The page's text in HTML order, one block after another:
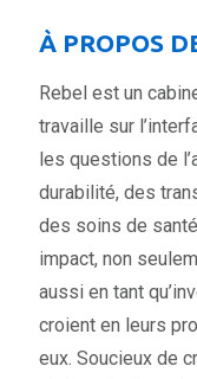
À PROPOS
Rebel est un
travaille sur
les questions de
durabilité, des
des soins de
impact, non
aussi en tant
croient en leurs
eux. Soucieux de